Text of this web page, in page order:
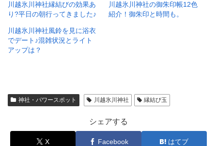
川越氷川神社縁結びの効果あ
り?平日の朝行ってきました♪
川越氷川神社の御朱印帳12色
紹介！御朱印と時間も。
川越氷川神社風鈴を見に浴衣
でデート♪混雑状況とライト
アップは？
神社・パワースポット 川越氷川神社 縁結び玉
シェアする
X Facebook はてブ